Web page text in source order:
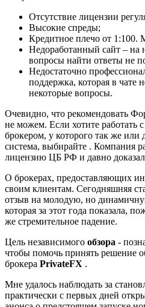
Отсутствие лицензии
Высокие спреды;
Кредитное плечо от 1:100.
Недоработанный сайт – на
вопросы найти ответы не
Недостаточно
поддержка, которая в чате
некоторые вопросы.
Очевидно, что рекомендовать
не можем. Если хотите
брокером, у которого так же
система, выбирайте . Компания
лицензию ЦБ РФ и давно
О брокерах, предоставляющих
своим клиентам. Сегодняшняя
отзыв на молодую, но
которая за этот года показала,
же стремительное падение.
Цель независимого обзора -
чтобы помочь принять решение
брокера PrivateFX .
Мне удалось наблюдать за
практически с первых дней